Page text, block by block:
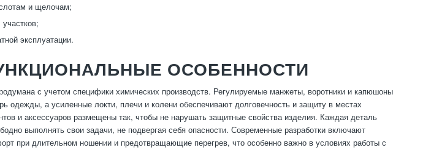
и щелочам;
эксплуатации.
ОСОБЕННОСТИ
с учетом специфики химических производств. Регулируемые манжеты, воротники и капюшоны
одежды, а усиленные локти, плечи и колени обеспечивают долговечность и защиту в местах
и аксессуаров размещены так, чтобы не нарушать защитные свойства изделия. Каждая деталь
выполнять свои задачи, не подвергая себя опасности. Современные разработки включают
при длительном ношении и предотвращающие перегрев, что особенно важно в условиях работы с